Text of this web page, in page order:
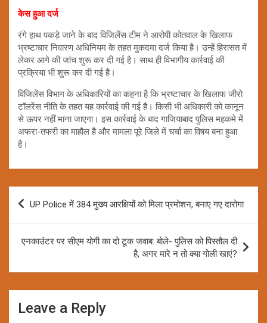
केस हुआ दर्ज
रंगे हाथ पकड़े जाने के बाद विजिलेंस टीम ने आरोपी कोतवाल के खिलाफ
भ्रष्टाचार निवारण अधिनियम के तहत मुकदमा दर्ज किया है। उन्हें हिरासत में
लेकर आगे की जांच शुरू कर दी गई है। साथ ही विभागीय कार्रवाई की
प्रक्रिया भी शुरू कर दी गई है।
विजिलेंस विभाग के अधिकारियों का कहना है कि भ्रष्टाचार के खिलाफ जीरो
टॉलरेंस नीति के तहत यह कार्रवाई की गई है। किसी भी अधिकारी को कानून
से ऊपर नहीं माना जाएगा। इस कार्रवाई के बाद गाजियाबाद पुलिस महकमे में
अफरा-तफरी का माहौल है और मामला पूरे जिले में चर्चा का विषय बना हुआ
है।
Post
UP Police में 384 मुख्य आरक्षियों को मिला प्रमोशन, बनाए गए दारोगा
एनकाउंटर पर सीएम योगी का दो टूक जवाब: बोले- पुलिस को पिस्तौल दी
है, अगर मारे न तो क्या गोली खाएं?
Leave a Reply